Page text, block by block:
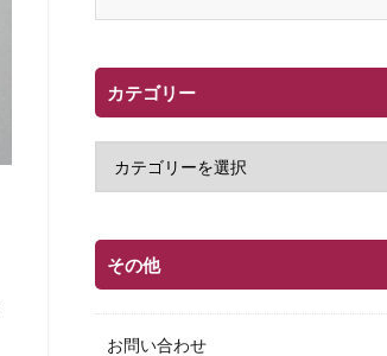
カテゴリー
その他
お問い合わせ